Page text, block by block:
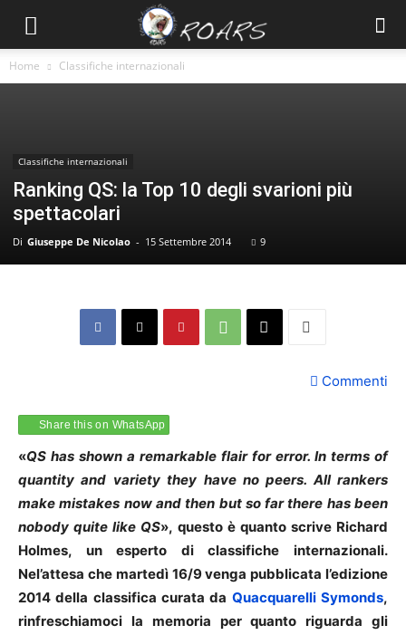
Home Classifiche internazionali
Classifiche internazionali
Ranking QS: la Top 10 degli svarioni più
spettacolari
Di Giuseppe De Nicolao - 15 Settembre 2014 9
Commenti
Share this on WhatsApp
«QS has shown a remarkable flair for error. In terms of
quantity and variety they have no peers. All rankers
make mistakes now and then but so far there has been
nobody quite like QS», questo è quanto scrive Richard
Holmes, un esperto di classifiche internazionali.
Nel’attesa che martedì 16/9 venga pubblicata l’edizione
2014 della classifica curata da Quacquarelli Symonds,
rinfreschiamoci la memoria per quanto riguarda gli